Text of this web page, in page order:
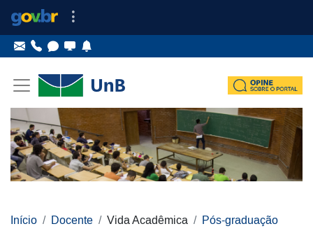
Início
Docente Vida Acadêmica
Pós-graduação